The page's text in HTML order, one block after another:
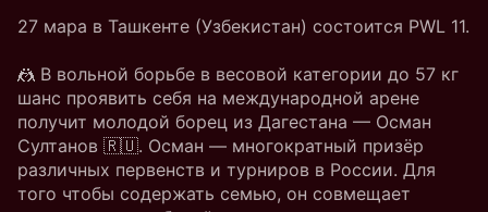
27 мара в Ташкенте (Узбекистан) состоится PWL 11.
🤼 В вольной борьбе в весовой категории до 57 кг
шанс проявить себя на международной арене
получит молодой борец из Дагестана — Осман
Султанов 🇷🇺. Осман — многократный призёр
различных первенств и турниров в России. Для
того чтобы содержать семью, он совмещает